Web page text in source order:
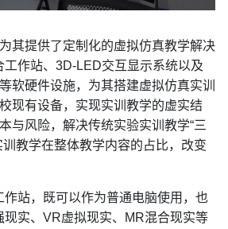
其提供了定制化的虚拟仿真教学解决
工作站、3D-LED交互显示系统以及
软硬件设施，为其搭建虚拟仿真实训
现有设备，实现实训教学的虚实结
与风险，解决传统实验实训教学“三
训教学在整体教学内容的占比，改变
站，既可以作为普通电脑使用，也
实、VR虚拟现实、MR混合现实等